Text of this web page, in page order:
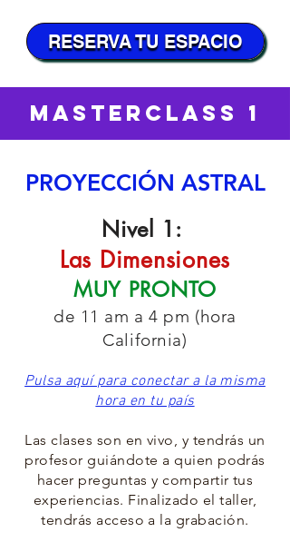
RESERVA TU ESPACIO
MASTERCLASS 1
PROYECCIÓN ASTRAL
Nivel 1:
Las Dimensiones
MUY PRONTO
de 11 am a 4 pm (hora
California)
Pulsa aquí para conectar a la misma
hora en tu país
Las clases son en vivo, y tendrás un
profesor guiándote a quien podrás
hacer preguntas y compartir tus
experiencias. Finalizado el taller,
tendrás acceso a la grabación.